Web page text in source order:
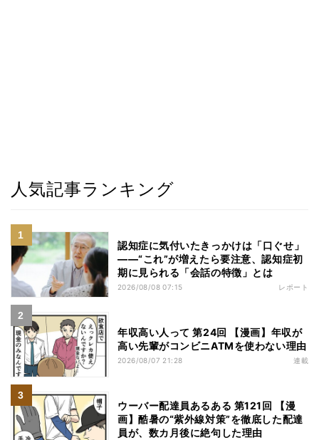
人気記事ランキング
認知症に気付いたきっかけは「口ぐせ」
――“これ”が増えたら要注意、認知症初
期に見られる「会話の特徴」とは
2026/08/08 07:15 レポート
年収高い人って 第24回 【漫画】年収が
高い先輩がコンビニATMを使わない理由
2026/08/07 21:28 連載
ウーバー配達員あるある 第121回 【漫
画】酷暑の“紫外線対策”を徹底した配達
員が、数カ月後に絶句した理由